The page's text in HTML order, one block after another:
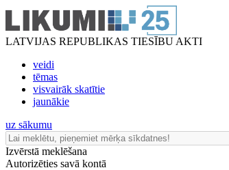
LATVIJAS REPUBLIKAS TIESĪBU AKTI
veidi
tēmas
visvairāk skatītie
jaunākie
uz sākumu
Izvērstā meklēšana
Autorizēties savā kontā